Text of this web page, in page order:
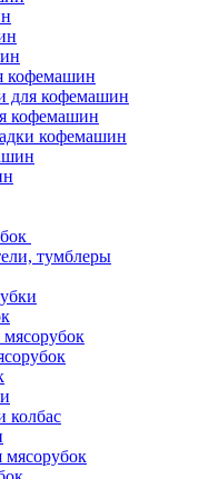
кофемашин
для кофемашин
кофемашин
кофемашин
тумблеры
колбас
мясорубок